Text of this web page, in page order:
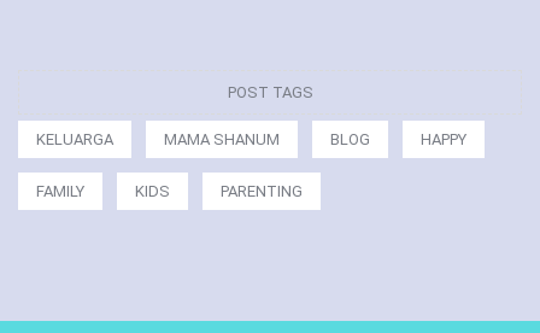
POST TAGS
KELUARGA MAMA SHANUM BLOG HAPPY
FAMILY KIDS PARENTING